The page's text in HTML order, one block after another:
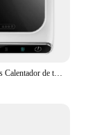
Calentador de tazas Calentador de tazas 100 ° C Tetera caliente 5 engranajes calentador posavasos placa caliente eléctrica Mini cocina de inducción almohadilla calefactora